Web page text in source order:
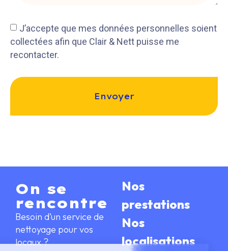
J’accepte que mes données personnelles soient
collectées afin que Clair & Nett puisse me
recontacter.
Envoyer
On se
rencontre
Besoin d’un service de
nettoyage pour vos
locaux ?
Nos
prestations
Nos
localisations